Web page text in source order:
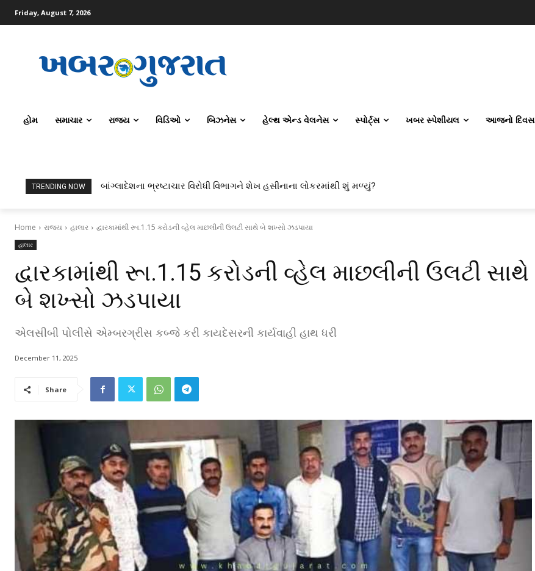
Friday, August 7, 2026
હોમ સમાચાર રાજ્ય વિડિઓ બિઝનેસ હેલ્થ એન્ડ વેલનેસ સ્પોર્ટ્સ ખબર સ્પેશીયલ આજનો દિવસ
TRENDING NOW બાંગ્લાદેશના ભ્રષ્ટાચાર વિરોધી વિભાગને શેખ હસીનાના લોકરમાંથી શું મળ્યું?
Home રાજ્ય હાલાર દ્વારકામાંથી રૂા.1.15 કરોડની વ્હેલ માછલીની ઉલટી સાથે બે શખ્સો ઝડપાયા
હાલાર
દ્વારકામાંથી રૂા.1.15 કરોડની વ્હેલ માછલીની ઉલટી સાથે
બે શખ્સો ઝડપાયા
એલસીબી પોલીસે એમ્બરગ્રીસ કબ્જે કરી કાયદેસરની કાર્યવાહી હાથ ધરી
December 11, 2025
Share